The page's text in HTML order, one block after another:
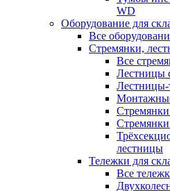
WD
Оборудование для
Все
Стремянки,
Все
Лестницы
лестницы
Тележки для
Все